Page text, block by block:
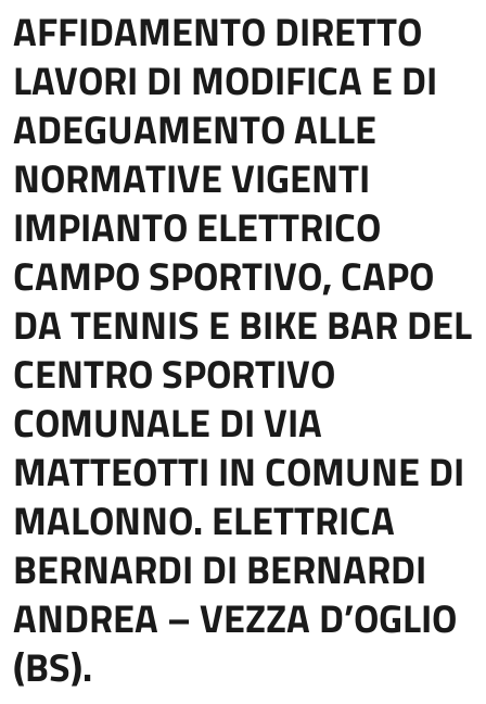
AFFIDAMENTO DIRETTO
LAVORI DI MODIFICA E DI
ADEGUAMENTO ALLE
NORMATIVE VIGENTI
IMPIANTO ELETTRICO
CAMPO SPORTIVO, CAPO
DA TENNIS E BIKE BAR DEL
CENTRO SPORTIVO
COMUNALE DI VIA
MATTEOTTI IN COMUNE DI
MALONNO. ELETTRICA
BERNARDI DI BERNARDI
ANDREA – VEZZA D’OGLIO
(BS).